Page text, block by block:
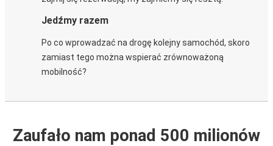
Jedźmy razem
Po co wprowadzać na drogę kolejny samochód, skoro
zamiast tego można wspierać zrównoważoną
mobilność?
Zaufało nam ponad 500 milionów